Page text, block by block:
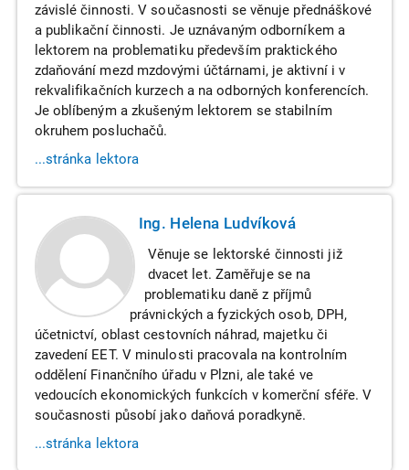
závislé činnosti. V současnosti se věnuje přednáškové
a publikační činnosti. Je uznávaným odborníkem a
lektorem na problematiku především praktického
zdaňování mezd mzdovými účtárnami, je aktivní i v
rekvalifikačních kurzech a na odborných konferencích.
Je oblíbeným a zkušeným lektorem se stabilním
okruhem posluchačů.
...stránka lektora
Ing. Helena Ludvíková
Věnuje se lektorské činnosti již
dvacet let. Zaměřuje se na
problematiku daně z příjmů
právnických a fyzických osob, DPH,
účetnictví, oblast cestovních náhrad, majetku či
zavedení EET. V minulosti pracovala na kontrolním
oddělení Finančního úřadu v Plzni, ale také ve
vedoucích ekonomických funkcích v komerční sféře. V
současnosti působí jako daňová poradkyně.
...stránka lektora